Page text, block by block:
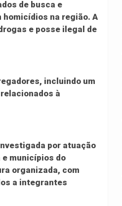
de busca e
na região. A
e posse ilegal de
incluindo um
à
por atuação
municípios do
organizada, com
a integrantes